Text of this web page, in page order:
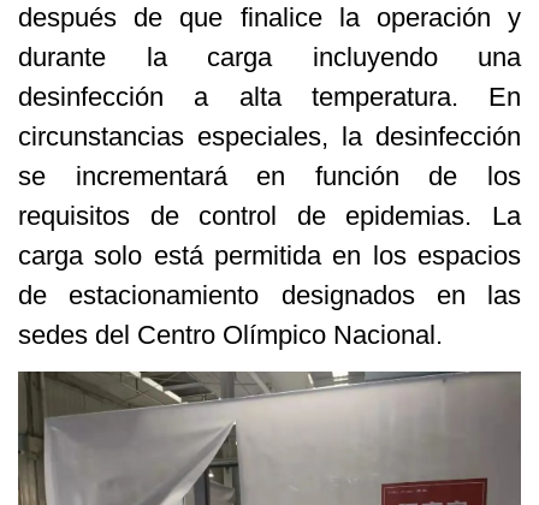
después de que finalice la operación y
durante la carga incluyendo una
desinfección a alta temperatura. En
circunstancias especiales, la desinfección
se incrementará en función de los
requisitos de control de epidemias. La
carga solo está permitida en los espacios
de estacionamiento designados en las
sedes del Centro Olímpico Nacional.